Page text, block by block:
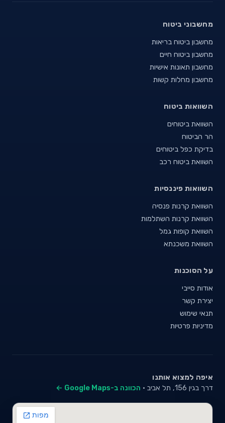
מחשבוני ביטוח
מחשבון ביטוח בריאות
מחשבון ביטוח חיים
מחשבון תאונות אישיות
מחשבון מחלות קשות
השוואות ביטוח
השוואת ביטוחים
הר הביטוח
בדיקת כפל ביטוחים
השוואת ביטוח רכב
השוואות פיננסיות
השוואת קרנות פנסיה
השוואת קרנות השתלמות
השוואת קופות גמל
השוואת משכנתא
על הסוכנות
אודות סייבי
יצירת קשר
תנאי שימוש
מדיניות פרטיות
איפה למצוא אותנו
דרך בגין 156, תל אביב · הכוונה ב-Google Maps ←